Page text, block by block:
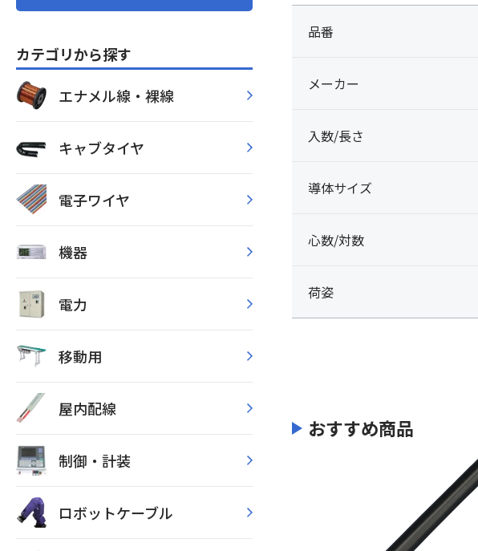
カテゴリから探す
エナメル線・裸線
キャブタイヤ
電子ワイヤ
機器
電力
移動用
屋内配線
制御・計装
ロボットケーブル
品番
メーカー
入数/長さ
導体サイズ
心数/対数
荷姿
おすすめ商品